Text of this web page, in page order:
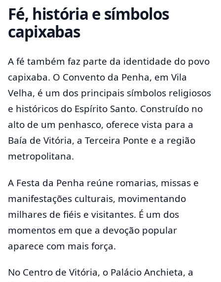
Fé, história e símbolos
capixabas
A fé também faz parte da identidade do povo
capixaba. O Convento da Penha, em Vila
Velha, é um dos principais símbolos religiosos
e históricos do Espírito Santo. Construído no
alto de um penhasco, oferece vista para a
Baía de Vitória, a Terceira Ponte e a região
metropolitana.
A Festa da Penha reúne romarias, missas e
manifestações culturais, movimentando
milhares de fiéis e visitantes. É um dos
momentos em que a devoção popular
aparece com mais força.
No Centro de Vitória, o Palácio Anchieta, a